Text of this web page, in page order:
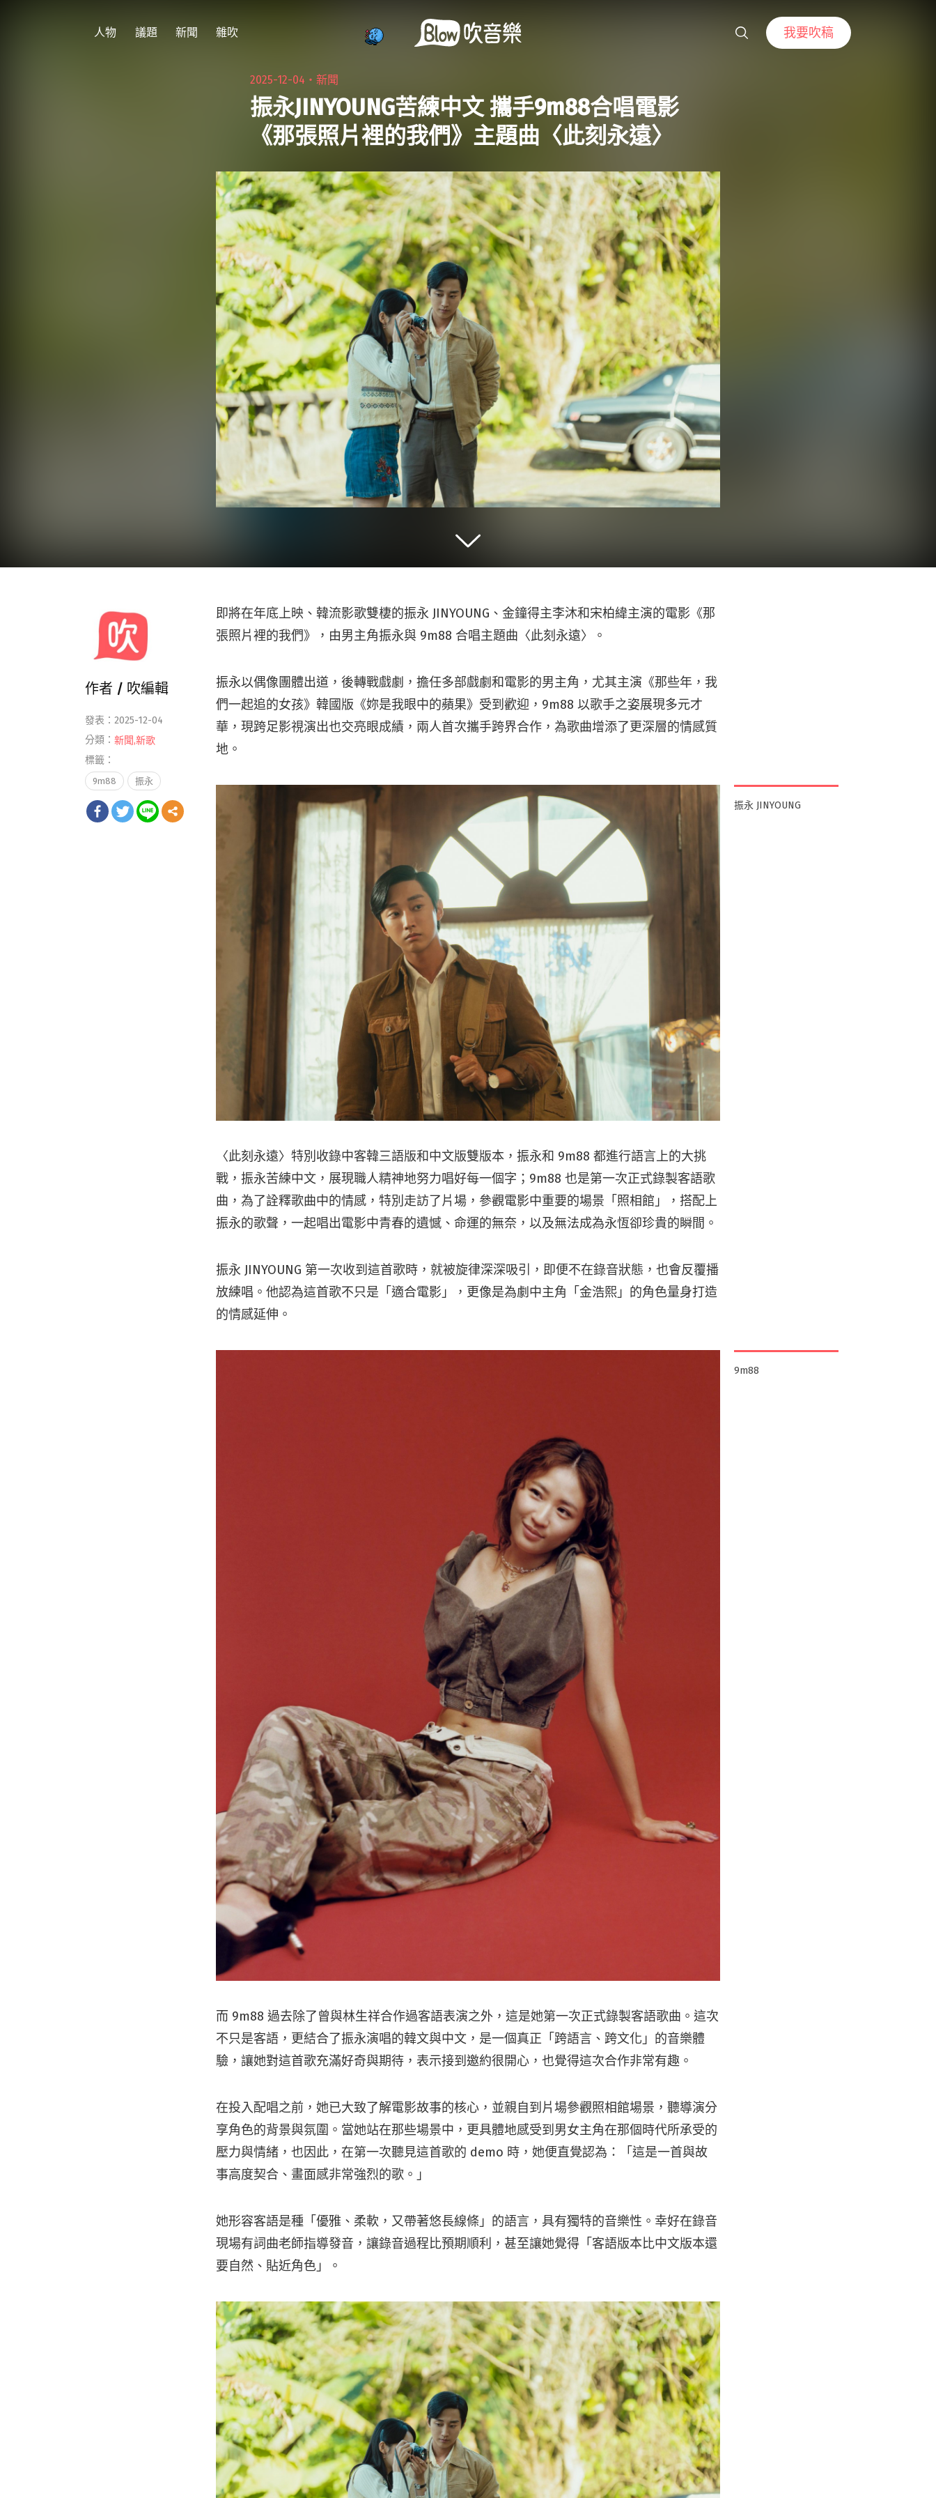
人物 議題 新聞 雜吹 我要吹稿
2025-12-04・新聞
振永JINYOUNG苦練中文 攜手9m88合唱電影
《那張照片裡的我們》主題曲〈此刻永遠〉
即將在年底上映、韓流影歌雙棲的振永 JINYOUNG、金鐘得主李沐和宋柏緯主演的電影《那
張照片裡的我們》，由男主角振永與 9m88 合唱主題曲〈此刻永遠〉。
振永以偶像團體出道，後轉戰戲劇，擔任多部戲劇和電影的男主角，尤其主演《那些年，我
們一起追的女孩》韓國版《妳是我眼中的蘋果》受到歡迎，9m88 以歌手之姿展現多元才
華，現跨足影視演出也交亮眼成績，兩人首次攜手跨界合作，為歌曲增添了更深層的情感質
地。
振永 JINYOUNG
〈此刻永遠〉特別收錄中客韓三語版和中文版雙版本，振永和 9m88 都進行語言上的大挑
戰，振永苦練中文，展現職人精神地努力唱好每一個字；9m88 也是第一次正式錄製客語歌
曲，為了詮釋歌曲中的情感，特別走訪了片場，參觀電影中重要的場景「照相館」，搭配上
振永的歌聲，一起唱出電影中青春的遺憾、命運的無奈，以及無法成為永恆卻珍貴的瞬間。
振永 JINYOUNG 第一次收到這首歌時，就被旋律深深吸引，即便不在錄音狀態，也會反覆播
放練唱。他認為這首歌不只是「適合電影」，更像是為劇中主角「金浩熙」的角色量身打造
的情感延伸。
9m88
而 9m88 過去除了曾與林生祥合作過客語表演之外，這是她第一次正式錄製客語歌曲。這次
不只是客語，更結合了振永演唱的韓文與中文，是一個真正「跨語言、跨文化」的音樂體
驗，讓她對這首歌充滿好奇與期待，表示接到邀約很開心，也覺得這次合作非常有趣。
在投入配唱之前，她已大致了解電影故事的核心，並親自到片場參觀照相館場景，聽導演分
享角色的背景與氛圍。當她站在那些場景中，更具體地感受到男女主角在那個時代所承受的
壓力與情緒，也因此，在第一次聽見這首歌的 demo 時，她便直覺認為：「這是一首與故
事高度契合、畫面感非常強烈的歌。」
她形容客語是種「優雅、柔軟，又帶著悠長線條」的語言，具有獨特的音樂性。幸好在錄音
現場有詞曲老師指導發音，讓錄音過程比預期順利，甚至讓她覺得「客語版本比中文版本還
要自然、貼近角色」。
作者 / 吹編輯
發表：2025-12-04
分類： 新聞,新歌
標籤：
9m88 振永